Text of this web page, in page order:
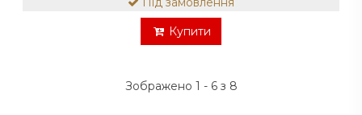
Купити
Зображено 1 - 6 з 8